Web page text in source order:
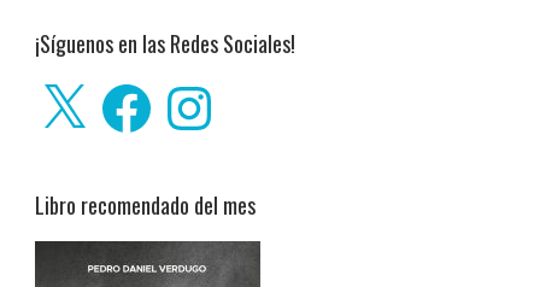
¡Síguenos en las Redes Sociales!
FacebookInstagram
Libro recomendado del mes